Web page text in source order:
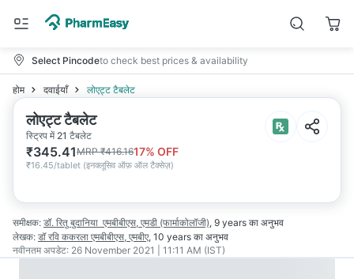
Select Pincodeto check best prices & availability
होम दवाईयाँ लोएट्ट टैबलेट
लोएट्ट टैबलेट
स्ट्रिप में 21 टैबलेट
₹345.41MRP₹416.1617% OFF
₹16.45/tablet (इनक्लूसिव ऑफ़ ऑल टैक्सेज़)
समीक्षक: डॉ. रितु बुदानिया एमबीबीएस, एमडी (फार्माकोलॉजी), 9 years का अनुभव
लेखक: डॉ रवि ककरला एमबीबीएस, एमबीए, 10 years का अनुभव
नवीनतम अपडेट: 26 November 2021 | 11:11 AM (IST)